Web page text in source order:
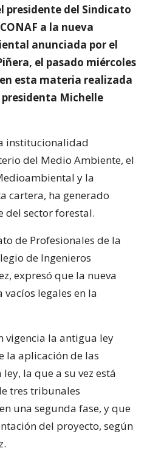
presidente del Sindicato
a la nueva
anunciada por el
el pasado miércoles
esta materia realizada
Michelle
institucionalidad
del Medio Ambiente, el
y la
cartera, ha generado
del sector forestal.
de Profesionales de la
de Ingenieros
expresó que la nueva
legales en la
vigencia la antigua ley
la aplicación de las
la que a su vez está
tres tribunales
una segunda fase, y que
del proyecto, según